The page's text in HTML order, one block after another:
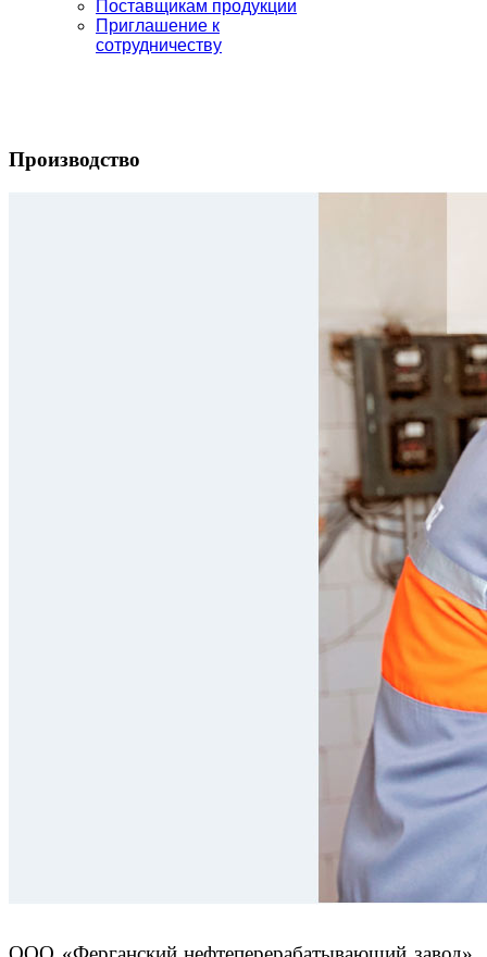
Поставщикам продукции
Приглашение к
сотрудничеству
Производство